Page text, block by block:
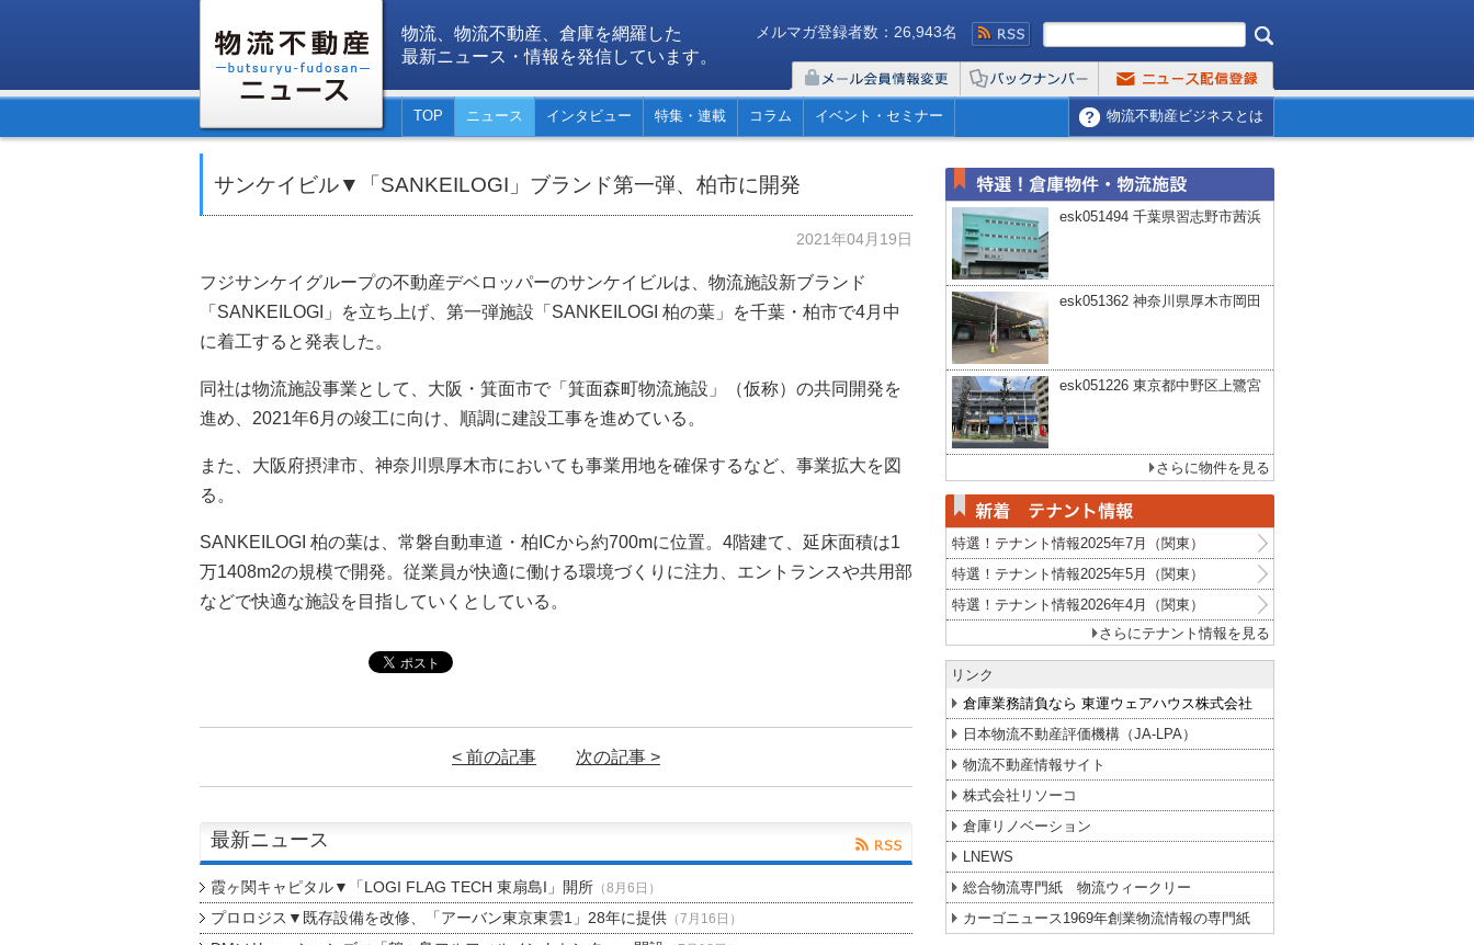
物流、物流不動産、倉庫を網羅した
最新ニュース・情報を発信しています。
メルマガ登録者数：26,943名
TOP ニュース インタビュー 特集・連載 コラム イベント・セミナー 物流不動産ビジネスとは
サンケイビル▼「SANKEILOGI」ブランド第一弾、柏市に開発
2021年04月19日
フジサンケイグループの不動産デベロッパーのサンケイビルは、物流施設新ブランド
「SANKEILOGI」を立ち上げ、第一弾施設「SANKEILOGI 柏の葉」を千葉・柏市で4月中
に着工すると発表した。
同社は物流施設事業として、大阪・箕面市で「箕面森町物流施設」（仮称）の共同開発を
進め、2021年6月の竣工に向け、順調に建設工事を進めている。
また、大阪府摂津市、神奈川県厚木市においても事業用地を確保するなど、事業拡大を図
る。
SANKEILOGI 柏の葉は、常磐自動車道・柏ICから約700mに位置。4階建て、延床面積は1
万1408m2の規模で開発。従業員が快適に働ける環境づくりに注力、エントランスや共用部
などで快適な施設を目指していくとしている。
< 前の記事 次の記事 >
最新ニュース
霞ヶ関キャピタル▼「LOGI FLAG TECH 東扇島I」開所（8月6日）
プロロジス▼既存設備を改修、「アーバン東京東雲1」28年に提供（7月16日）
esk051494 千葉県習志野市茜浜
esk051362 神奈川県厚木市岡田
esk051226 東京都中野区上鷺宮
さらに物件を見る
特選！テナント情報2025年7月（関東）
特選！テナント情報2025年5月（関東）
特選！テナント情報2026年4月（関東）
さらにテナント情報を見る
リンク
倉庫業務請負なら 東運ウェアハウス株式会社
日本物流不動産評価機構（JA-LPA）
物流不動産情報サイト
株式会社リソーコ
倉庫リノベーション
LNEWS
総合物流専門紙 物流ウィークリー
カーゴニュース1969年創業物流情報の専門紙